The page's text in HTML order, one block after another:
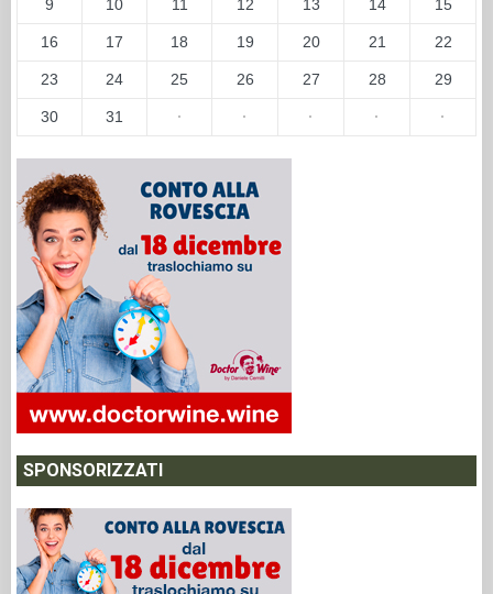
9 10 11 12 13 14 15
16 17 18 19 20 21 22
23 24 25 26 27 28 29
30 31 · · · · ·
SPONSORIZZATI